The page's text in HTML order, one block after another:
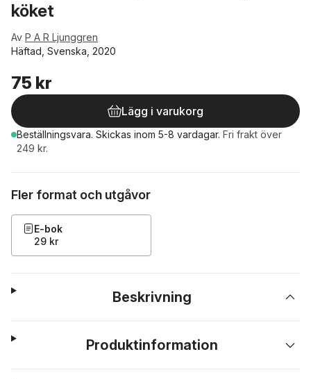
köket
Av P A R Ljunggren
Häftad, Svenska, 2020
75 kr
Lägg i varukorg
Beställningsvara. Skickas inom 5-8 vardagar. Fri frakt över
249 kr.
Fler format och utgåvor
E-bok
29 kr
Beskrivning
Produktinformation